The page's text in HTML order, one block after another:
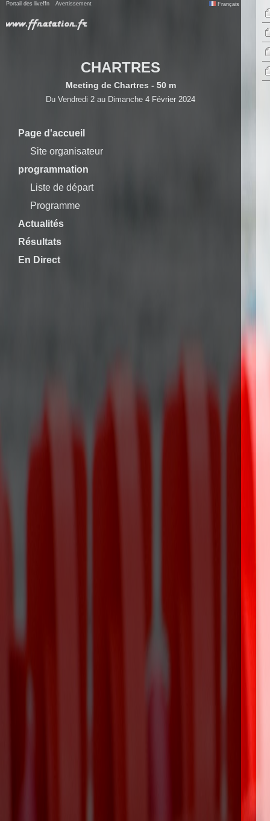
Portail des liveffn Avertissement Français
CHARTRES
Meeting de Chartres - 50 m
Du Vendredi 2 au Dimanche 4 Février 2024
Page d'accueil
Site organisateur
programmation
Liste de départ
Programme
Actualités
Résultats
En Direct